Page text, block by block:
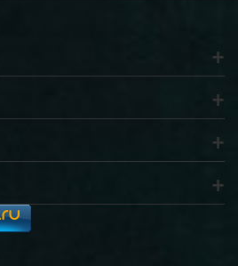
+
+
+
+